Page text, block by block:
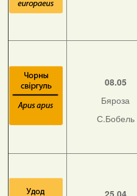
08.05
Бяроза
С.Бобель
25.04